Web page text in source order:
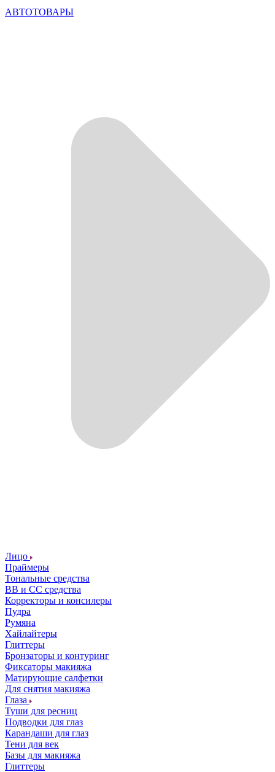
АВТОТОВАРЫ
Лицо
Праймеры
Тональные средства
ВВ и СС средства
Корректоры и консилеры
Пудра
Румяна
Хайлайтеры
Глиттеры
Бронзаторы и контуринг
Фиксаторы макияжа
Матирующие салфетки
Для снятия макияжа
Глаза
Туши для ресниц
Подводки для глаз
Карандаши для глаз
Тени для век
Базы для макияжа
Глиттеры